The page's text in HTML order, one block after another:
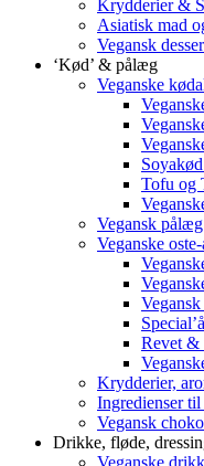
Krydderier &
Asiatisk mad
Vegansk
‘Kød’ & pålæg
Veganske
Tofu og
Vegansk pålæg
Veganske
Revet &
Krydderier,
Ingredienser
Vegansk
Drikke, fløde,